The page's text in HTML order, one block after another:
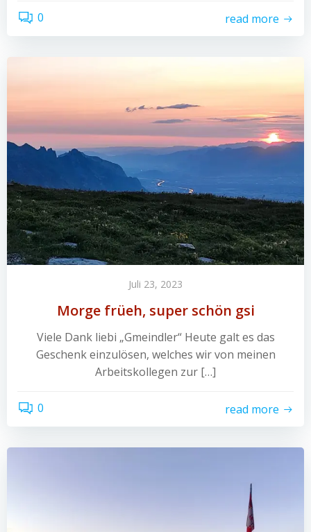
0 read more
Juli 23, 2023
Morge früeh, super schön gsi
Viele Dank liebi „Gmeindler“ Heute galt es das
Geschenk einzulösen, welches wir von meinen
Arbeitskollegen zur […]
0 read more